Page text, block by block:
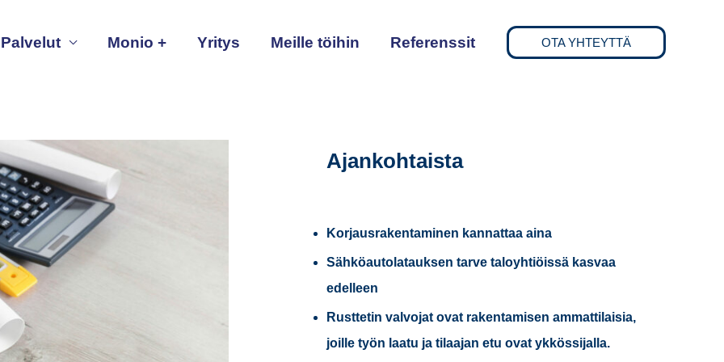
Palvelut Monio + Yritys Meille töihin Referenssit OTA YHTEYTTÄ
Ajankohtaista
Korjausrakentaminen kannattaa aina
Sähköautolatauksen tarve taloyhtiöissä kasvaa
edelleen
Rusttetin valvojat ovat rakentamisen ammattilaisia,
joille työn laatu ja tilaajan etu ovat ykkössijalla.